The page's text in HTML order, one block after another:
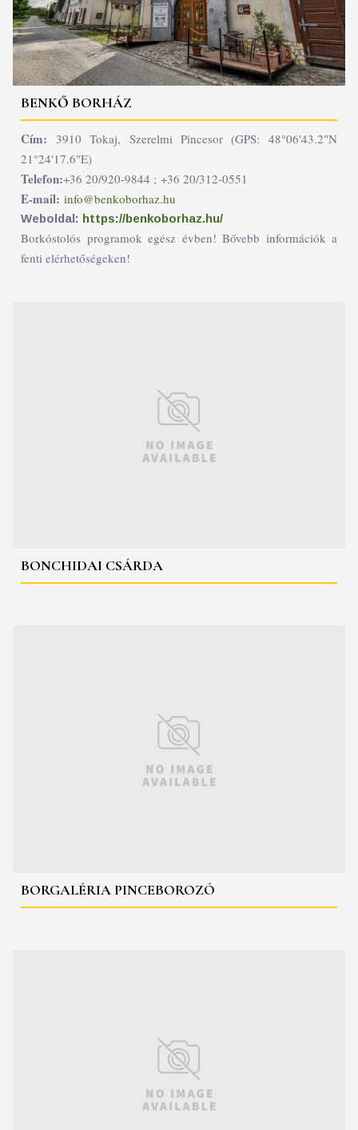
BENKŐ BORHÁZ
Cím: 3910 Tokaj, Szerelmi Pincesor (GPS: 48°06'43.2"N
21°24'17.6"E)
Telefon:+36 20/920-9844 ; +36 20/312-0551
E-mail: info@benkoborhaz.hu
Weboldal: https://benkoborhaz.hu/
Borkóstolós programok egész évben! Bővebb információk a
fenti elérhetőségeken!
BONCHIDAI CSÁRDA
BORGALÉRIA PINCEBOROZÓ